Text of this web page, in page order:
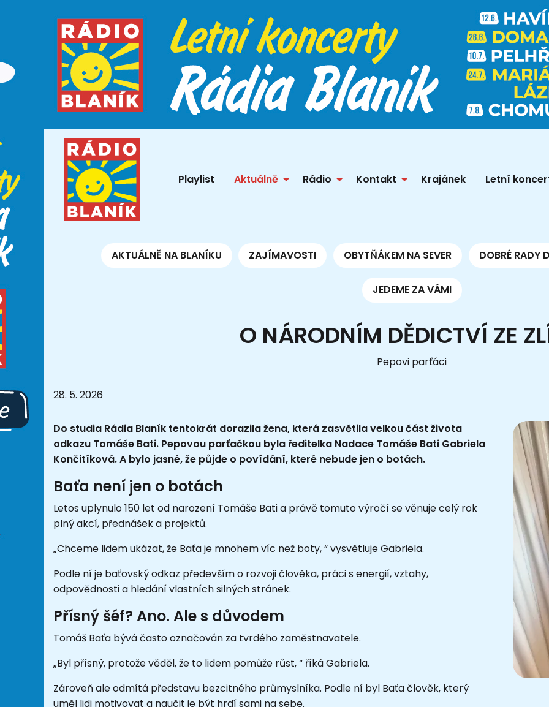
Playlist Aktuálně Rádio Kontakt Krajánek Letní
AKTUÁLNĚ NA BLANÍKU ZAJÍMAVOSTI OBYTŇÁKEM NA SEVER DOBRÉ RADY
JEDEME ZA VÁMI
O NÁRODNÍM DĚDICTVÍ ZE
Pepovi parťáci
28. 5. 2026
Do studia Rádia Blaník tentokrát dorazila žena, která zasvětila velkou část života
odkazu Tomáše Bati. Pepovou parťačkou byla ředitelka Nadace Tomáše Bati Gabriela
Končitíková. A bylo jasné, že půjde o povídání, které nebude jen o botách.
Baťa není jen o botách
Letos uplynulo 150 let od narození Tomáše Bati a právě tomuto výročí se věnuje celý rok
plný akcí, přednášek a projektů.
„Chceme lidem ukázat, že Baťa je mnohem víc než boty, “ vysvětluje Gabriela.
Podle ní je baťovský odkaz především o rozvoji člověka, práci s energií, vztahy,
odpovědnosti a hledání vlastních silných stránek.
Přísný šéf? Ano. Ale s důvodem
Tomáš Baťa bývá často označován za tvrdého zaměstnavatele.
„Byl přísný, protože věděl, že to lidem pomůže růst, “ říká Gabriela.
Zároveň ale odmítá představu bezcitného průmyslníka. Podle ní byl Baťa člověk, který
uměl lidi motivovat a naučit je být hrdí sami na sebe.